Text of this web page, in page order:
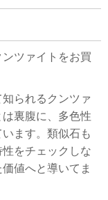
ツァイトをお買
られるクンツァ
裏腹に、多色性
ます。類似石も
をチェックしな
値へと導いてま